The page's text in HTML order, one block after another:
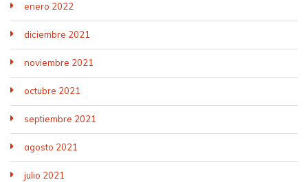
enero 2022
diciembre 2021
noviembre 2021
octubre 2021
septiembre 2021
agosto 2021
julio 2021